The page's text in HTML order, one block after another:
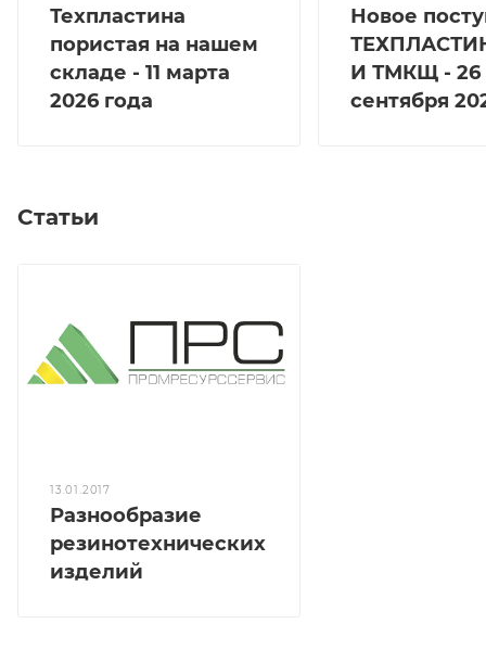
Техпластина
пористая на нашем
складе - 11 марта
2026 года
Новое
И ТМКЩ - 26
сентября
Статьи
13.01.2017
Разнообразие
резинотехнических
изделий